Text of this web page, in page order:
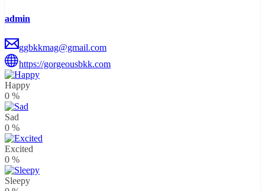
admin
ggbkkmag@gmail.com
https://gorgeousbkk.com
Happy
0 %
Sad
0 %
Excited
0 %
Sleepy